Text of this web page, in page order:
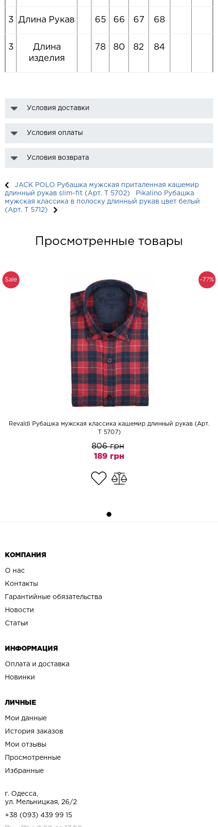
3 Длина Рукав 65 66 67 68
3
Длина
изделия
78 80 82 84
Условия доставки
Условия оплаты
Условия возврата
JACK POLO Рубашка мужская приталенная кашемир
длинный рукав slim-fit (Арт. T 5702)
Pikalino Рубашка
мужская классика в полоску длинный рукав цвет белый
(Арт. T 5712)
Просмотренные товары
-77%
Sale
Revaldi Рубашка мужская классика кашемир длинный рукав (Арт.
T 5707)
806 грн
189 грн
КОМПАНИЯ
О нас
Контакты
Гарантийные обязательства
Новости
Статьи
ИНФОРМАЦИЯ
Оплата и доставка
Новинки
ЛИЧНЫЕ
Мои данные
История заказов
Мои отзывы
Просмотренные
Избранные
г. Одесса,
ул. Мельницкая, 26/2
+38 (093) 439 99 15